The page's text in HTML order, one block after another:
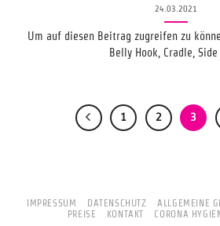
24.03.2021
Um auf diesen Beitrag zugreifen zu
Belly Hook, Cradle, Side
1 2 3
IMPRESSUM DATENSCHUTZ
ALLGEMEINE
PREISE
KONTAKT CORONA